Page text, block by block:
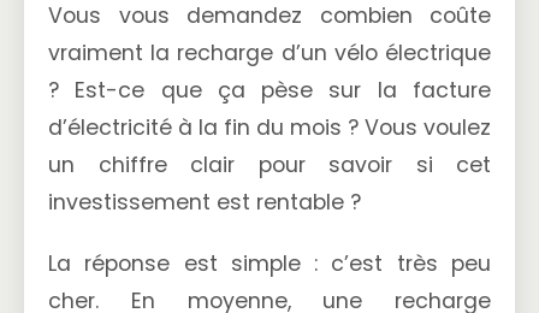
Vous vous demandez combien coûte
vraiment la recharge d’un vélo électrique
? Est-ce que ça pèse sur la facture
d’électricité à la fin du mois ? Vous voulez
un chiffre clair pour savoir si cet
investissement est rentable ?
La réponse est simple : c’est très peu
cher. En moyenne, une recharge